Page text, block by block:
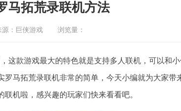
马拓荒录联机方法
源：巨侠游戏 浏览量：
这款游戏最大的特色就是支持多人联机，可以和
马拓荒录联机非常的简单，今天小编就为大家带
机啦，感兴趣的玩家们快来看看吧。